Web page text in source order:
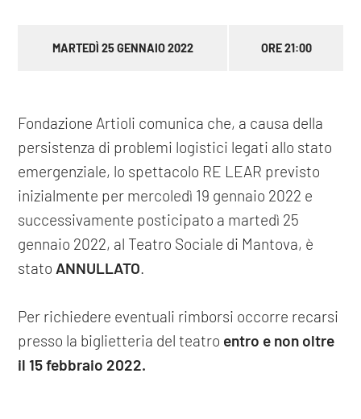
MARTEDÌ 25 GENNAIO 2022 ORE 21:00
Fondazione Artioli comunica che, a causa della
persistenza di problemi logistici legati allo stato
emergenziale, lo spettacolo RE LEAR previsto
inizialmente per mercoledì 19 gennaio 2022 e
successivamente posticipato a martedì 25
gennaio 2022, al Teatro Sociale di Mantova, è
stato ANNULLATO.
Per richiedere eventuali rimborsi occorre recarsi
presso la biglietteria del teatro entro e non oltre
il 15 febbraio 2022.